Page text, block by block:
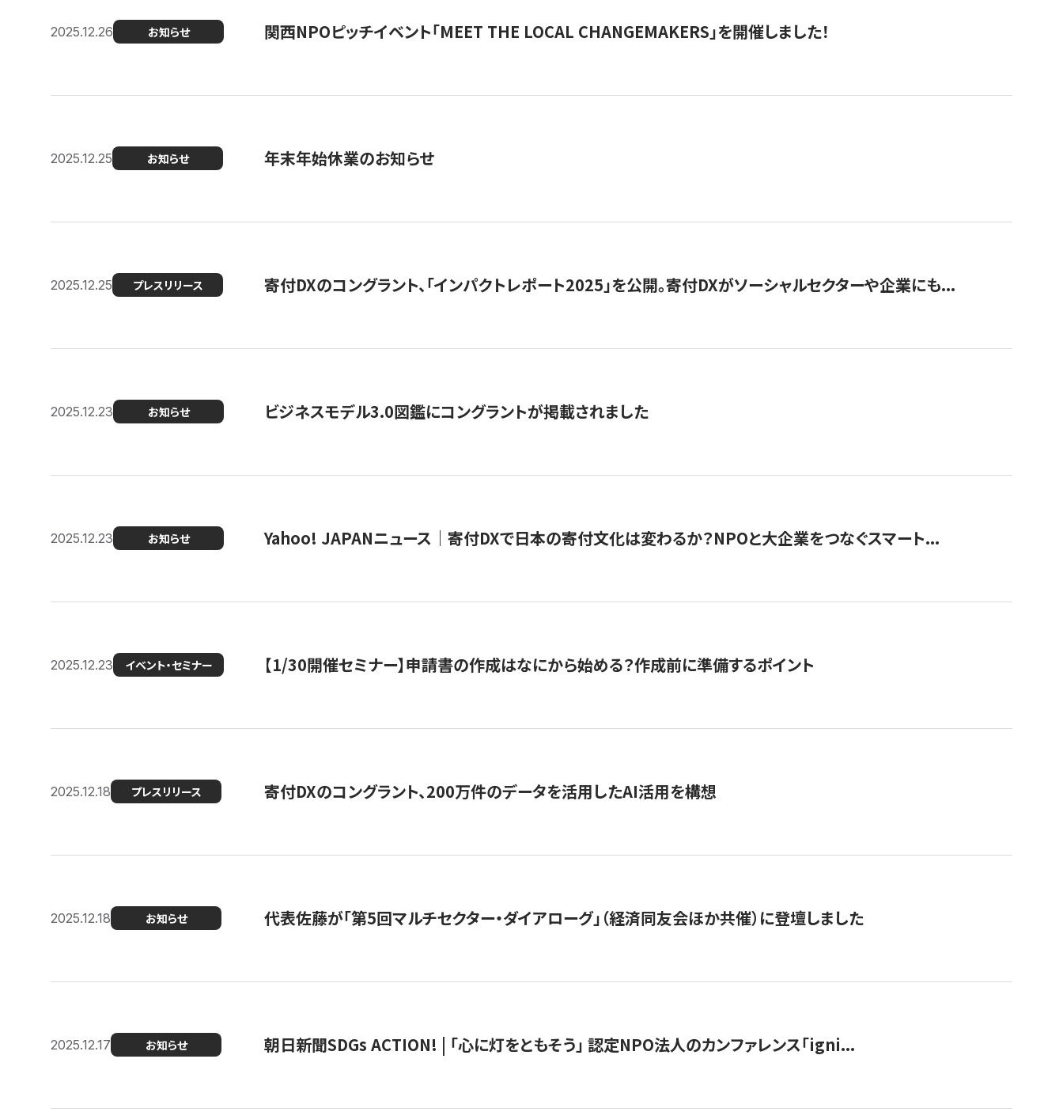
2025.12.26 お知らせ 関西NPOピッチイベント「MEET THE LOCAL CHANGEMAKERS」を開催しました！
2025.12.25 お知らせ 年末年始休業のお知らせ
2025.12.25 プレスリリース 寄付DXのコングラント、「インパクトレポート2025」を公開。寄付DXがソーシャルセクターや企業にも...
2025.12.23 お知らせ ビジネスモデル3.0図鑑にコングラントが掲載されました
2025.12.23 お知らせ Yahoo! JAPANニュース｜寄付DXで日本の寄付文化は変わるか？NPOと大企業をつなぐスマート...
2025.12.23 イベント・セミナー 【1/30開催セミナー】申請書の作成はなにから始める？作成前に準備するポイント
2025.12.18 プレスリリース 寄付DXのコングラント、200万件のデータを活用したAI活用を構想
2025.12.18 お知らせ 代表佐藤が「第5回マルチセクター・ダイアローグ」（経済同友会ほか共催）に登壇しました
2025.12.17 お知らせ 朝日新聞SDGs ACTION! | 「心に灯をともそう」 認定NPO法人のカンファレンス「igni...